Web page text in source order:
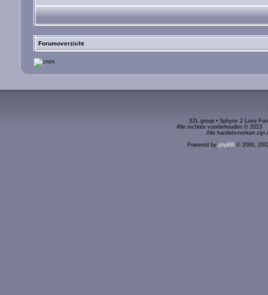
Forumoverzicht
S2L group • Sphynx 2 Love
Alle rechten voorbehouden ©
Alle handelsmerken zijn
Powered by phpBB© 2000,